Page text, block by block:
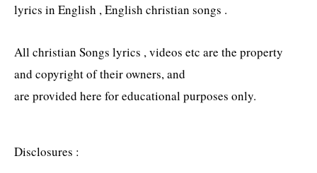
lyrics in English , English christian songs .
All christian Songs lyrics , videos etc are the property
and copyright of their owners, and
are provided here for educational purposes only.
Disclosures :